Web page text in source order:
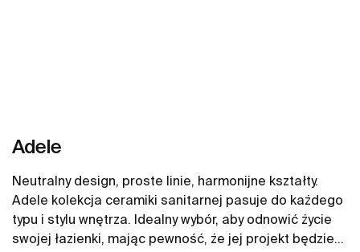
Adele
Neutralny design, proste linie, harmonijne kształty.
Adele kolekcja ceramiki sanitarnej pasuje do każdego
typu i stylu wnętrza. Idealny wybór, aby odnowić życie
swojej łazienki, mając pewność, że jej projekt będzie